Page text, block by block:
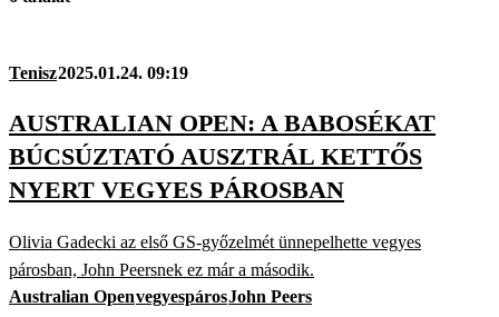
Tenisz2025.01.24. 09:19
AUSTRALIAN OPEN: A BABOSÉKAT
BÚCSÚZTATÓ AUSZTRÁL KETTŐS
NYERT VEGYES PÁROSBAN
Olivia Gadecki az első GS-győzelmét ünnepelhette vegyes
párosban, John Peersnek ez már a második.
Australian OpenvegyespárosJohn Peers